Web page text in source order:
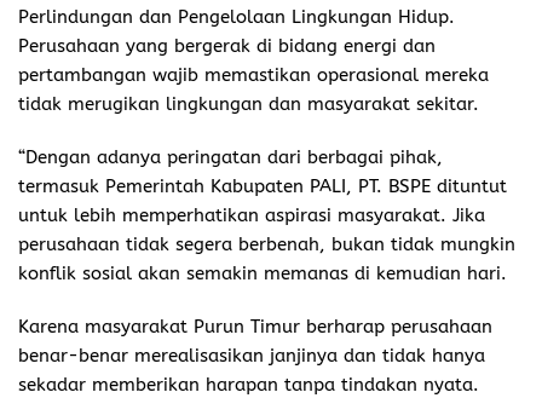
Perlindungan dan Pengelolaan Lingkungan Hidup.
Perusahaan yang bergerak di bidang energi dan
pertambangan wajib memastikan operasional mereka
tidak merugikan lingkungan dan masyarakat sekitar.
“Dengan adanya peringatan dari berbagai pihak,
termasuk Pemerintah Kabupaten PALI, PT. BSPE dituntut
untuk lebih memperhatikan aspirasi masyarakat. Jika
perusahaan tidak segera berbenah, bukan tidak mungkin
konflik sosial akan semakin memanas di kemudian hari.
Karena masyarakat Purun Timur berharap perusahaan
benar-benar merealisasikan janjinya dan tidak hanya
sekadar memberikan harapan tanpa tindakan nyata.